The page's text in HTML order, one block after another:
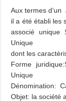
Aux termes
il a été établi les
associé unique
Unique
dont les
Forme
Unique
Dénomination:
Objet: la société